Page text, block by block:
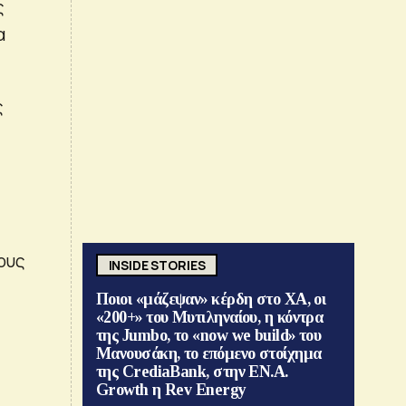
INSIDE STORIES
Ποιοι «μάζεψαν» κέρδη στο ΧΑ, οι
«200+» του Μυτιληναίου, η κόντρα
της Jumbo, το «now we build» του
Μανουσάκη, το επόμενο στοίχημα
της CrediaBank, στην ΕΝ.Α.
Growth η Rev Energy